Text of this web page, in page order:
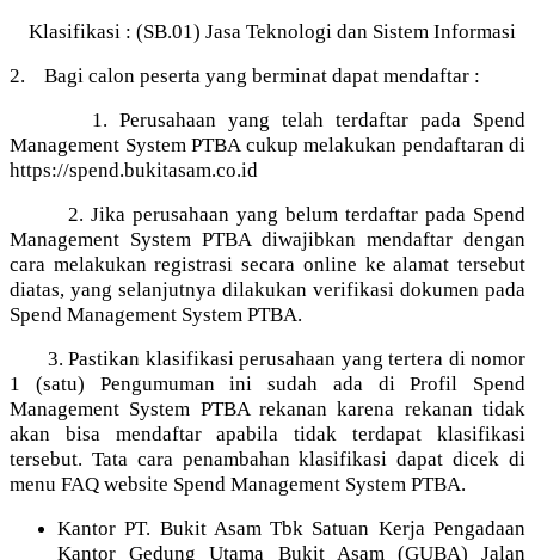
Klasifikasi : (SB.01) Jasa Teknologi dan Sistem Informasi
2. Bagi calon peserta yang berminat dapat mendaftar :
1. Perusahaan yang telah terdaftar pada Spend
Management System PTBA cukup melakukan pendaftaran di
https://spend.bukitasam.co.id
2. Jika perusahaan yang belum terdaftar pada Spend
Management System PTBA diwajibkan mendaftar dengan
cara melakukan registrasi secara online ke alamat tersebut
diatas, yang selanjutnya dilakukan verifikasi dokumen pada
Spend Management System PTBA.
3. Pastikan klasifikasi perusahaan yang tertera di nomor
1 (satu) Pengumuman ini sudah ada di Profil Spend
Management System PTBA rekanan karena rekanan tidak
akan bisa mendaftar apabila tidak terdapat klasifikasi
tersebut. Tata cara penambahan klasifikasi dapat dicek di
menu FAQ website Spend Management System PTBA.
Kantor PT. Bukit Asam Tbk Satuan Kerja Pengadaan
Kantor Gedung Utama Bukit Asam (GUBA) Jalan